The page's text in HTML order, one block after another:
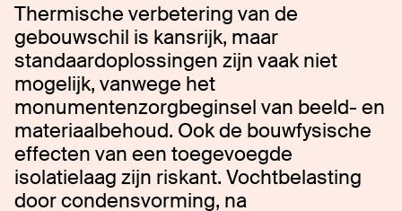
Thermische verbetering van de
gebouwschil is kansrijk, maar
standaardoplossingen zijn vaak niet
mogelijk, vanwege het
monumentenzorgbeginsel van beeld- en
materiaalbehoud. Ook de bouwfysische
effecten van een toegevoegde
isolatielaag zijn riskant. Vochtbelasting
door condensvorming, na